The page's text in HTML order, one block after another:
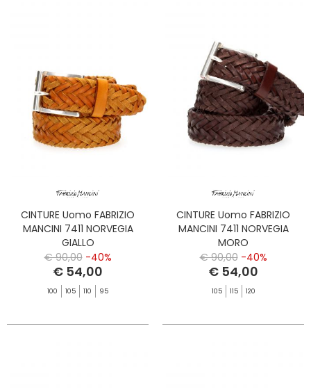
CINTURE Uomo FABRIZIO
MANCINI 7411 NORVEGIA
GIALLO
€ 90,00 -40%
€ 54,00
100 105 110 95
CINTURE Uomo FABRIZIO
MANCINI 7411 NORVEGIA
MORO
€ 90,00 -40%
€ 54,00
105 115 120